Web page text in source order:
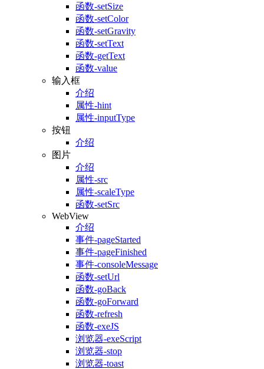
函数-setSize
函数-setColor
函数-setGravity
函数-setText
函数-getText
函数-value
输入框
介绍
属性-hint
属性-inputType
按钮
介绍
图片
介绍
属性-src
属性-scaleType
函数-setSrc
WebView
介绍
事件-pageStarted
事件-pageFinished
事件-consoleMessage
函数-setUrl
函数-goBack
函数-goForward
函数-refresh
函数-exeJS
浏览器-exeScript
浏览器-stop
浏览器-toast